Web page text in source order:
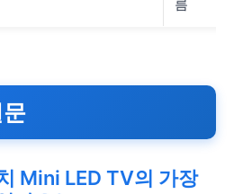
름
Mini LED TV의 가장